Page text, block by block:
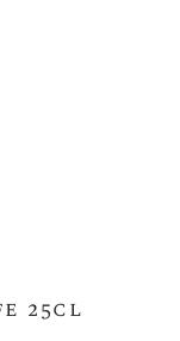
25cl